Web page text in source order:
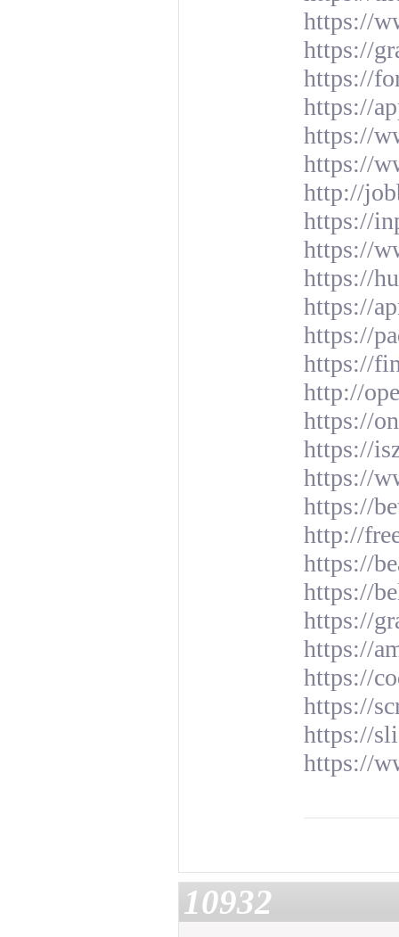
https://
https://
https://
https://
https://
https://
http://
https://
https://
https://
https://
https://
https://
http://
https://
https://
https://
https://
http://
https://
https://
https://
https://
https://
https://
https://
https://
10932